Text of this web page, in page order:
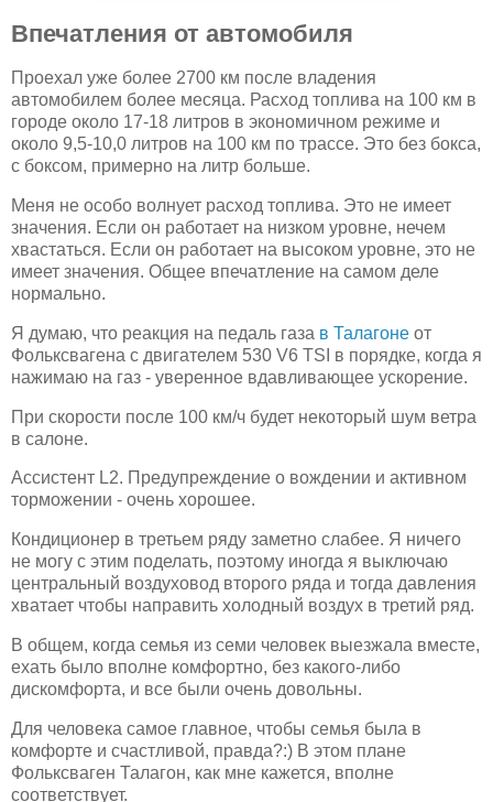
Впечатления от автомобиля
Проехал уже более 2700 км после владения
автомобилем более месяца. Расход топлива на 100 км в
городе около 17-18 литров в экономичном режиме и
около 9,5-10,0 литров на 100 км по трассе. Это без бокса,
с боксом, примерно на литр больше.
Меня не особо волнует расход топлива. Это не имеет
значения. Если он работает на низком уровне, нечем
хвастаться. Если он работает на высоком уровне, это не
имеет значения. Общее впечатление на самом деле
нормально.
Я думаю, что реакция на педаль газа в Талагоне от
Фольксвагена с двигателем 530 V6 TSI в порядке, когда я
нажимаю на газ - уверенное вдавливающее ускорение.
При скорости после 100 км/ч будет некоторый шум ветра
в салоне.
Ассистент L2. Предупреждение о вождении и активном
торможении - очень хорошее.
Кондиционер в третьем ряду заметно слабее. Я ничего
не могу с этим поделать, поэтому иногда я выключаю
центральный воздуховод второго ряда и тогда давления
хватает чтобы направить холодный воздух в третий ряд.
В общем, когда семья из семи человек выезжала вместе,
ехать было вполне комфортно, без какого-либо
дискомфорта, и все были очень довольны.
Для человека самое главное, чтобы семья была в
комфорте и счастливой, правда?:) В этом плане
Фольксваген Талагон, как мне кажется, вполне
соответствует.